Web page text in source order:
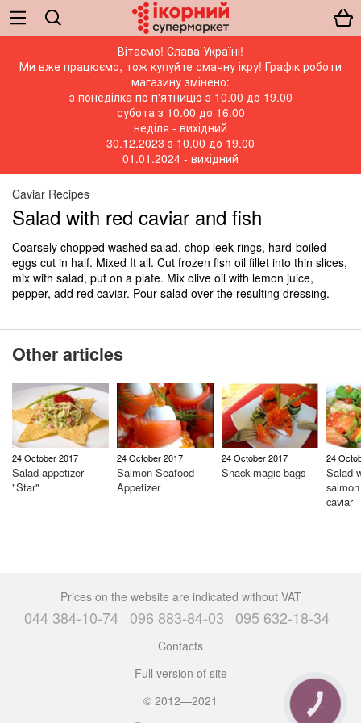
Вітаємо! Слава Україні!
Ми вже працюємо, тож купуйте смачну ікру! Графік роботи
магазину змінено:
з понеділка по п'ятницю з 10.00 до 19.00
субота з 10.00 до 16.00
неділя - вихідний
30.12.2023 з 10.00 до 19.00
01.01.2024 - вихідний
Caviar Recipes
Salad with red caviar and fish
Coarsely chopped washed salad, chop leek rings, hard-boiled
eggs cut in half. Mixed It all. Cut frozen fish oil fillet into thin slices,
mix with salad, put on a plate. Mix olive oil with lemon juice,
pepper, add red caviar. Pour salad over the resulting dressing.
Other articles
24 October 2017
Salad-appetizer
"Star"
24 October 2017
Salmon Seafood
Appetizer
24 October 2017
Snack magic bags
24
Salad
caviar
Prices on the website are indicated without VAT
044 384-10-74 096 883-84-03 095 632-18-34
Contacts
Full version of site
© 2012—2021
CALL
BUTTON